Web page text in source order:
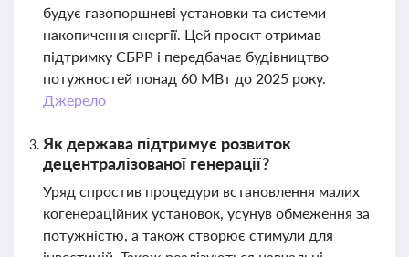
будує газопоршневі установки та системи
накопичення енергії. Цей проєкт отримав
підтримку ЄБРР і передбачає будівництво
потужностей понад 60 МВт до 2025 року.
Джерело
Як держава підтримує розвиток
децентралізованої генерації?
Уряд спростив процедури встановлення малих
когенераційних установок, усунув обмеження за
потужністю, а також створює стимули для